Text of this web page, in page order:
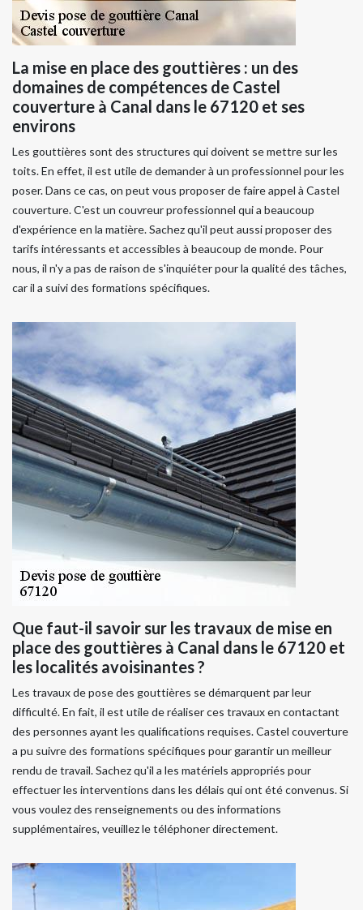
La mise en place des gouttières : un des
domaines de compétences de Castel
couverture à Canal dans le 67120 et ses
environs
Les gouttières sont des structures qui doivent se mettre sur les
toits. En effet, il est utile de demander à un professionnel pour les
poser. Dans ce cas, on peut vous proposer de faire appel à Castel
couverture. C'est un couvreur professionnel qui a beaucoup
d'expérience en la matière. Sachez qu'il peut aussi proposer des
tarifs intéressants et accessibles à beaucoup de monde. Pour
nous, il n'y a pas de raison de s'inquiéter pour la qualité des tâches,
car il a suivi des formations spécifiques.
Que faut-il savoir sur les travaux de mise en
place des gouttières à Canal dans le 67120 et
les localités avoisinantes ?
Les travaux de pose des gouttières se démarquent par leur
difficulté. En fait, il est utile de réaliser ces travaux en contactant
des personnes ayant les qualifications requises. Castel couverture
a pu suivre des formations spécifiques pour garantir un meilleur
rendu de travail. Sachez qu'il a les matériels appropriés pour
effectuer les interventions dans les délais qui ont été convenus. Si
vous voulez des renseignements ou des informations
supplémentaires, veuillez le téléphoner directement.